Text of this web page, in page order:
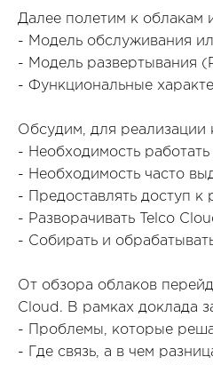
Далее полетим к облакам
- Модель обслуживания
- Модель развертывания
- Функциональные
Обсудим, для реализации
- Необходимость
- Необходимость часто
- Предоставлять доступ
- Разворачивать Telco
- Собирать и
От обзора облаков
Cloud. В рамках доклада
- Проблемы, которые
- Где связь, а в чем